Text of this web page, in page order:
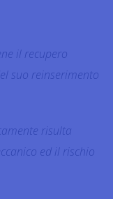
il recupero
suo reinserimento
risulta
ed il rischio